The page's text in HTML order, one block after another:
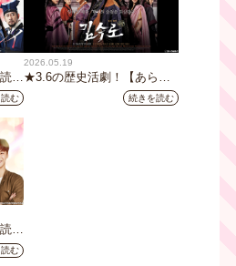
9
タ
む
2026.05.19
★3.6の歴史活劇！【あらす
じ全32話イッキ読み】韓国ド
ラマ『鉄の王 キム・スロ』
続きを読む
の
～
む